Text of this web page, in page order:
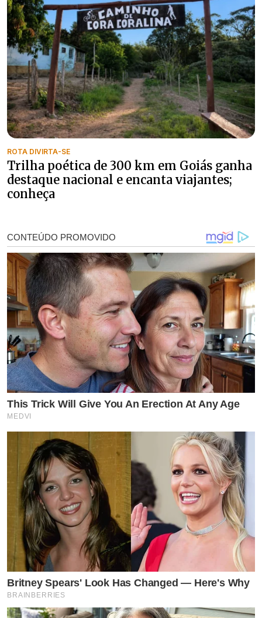
ROTA DIVIRTA-SE
Trilha poética de 300 km em Goiás ganha
destaque nacional e encanta viajantes;
conheça